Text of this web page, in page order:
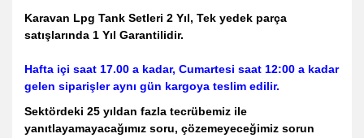
Karavan Lpg Tank Setleri 2 Yıl, Tek yedek parça
satışlarında 1 Yıl Garantilidir.
Hafta içi saat 17.00 a kadar, Cumartesi saat 12:00 a kadar
gelen siparişler aynı gün kargoya teslim edilir.
Sektördeki 25 yıldan fazla tecrübemiz ile
yanıtlayamayacağımız soru, çözemeyeceğimiz sorun